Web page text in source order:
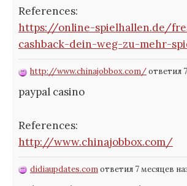
References:
https://online-spielhallen.de/
cashback-dein-weg-zu-mehr-
http://www.chinajobbox.com/ответил
paypal casino
References:
http://www.chinajobbox.com/
didiaupdates.comответил 7 месяцев